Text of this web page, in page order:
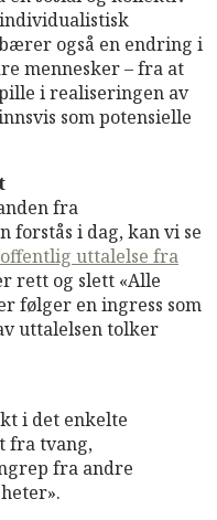
også en endring i
mennesker – fra at
i realiseringen av
som potensielle
fra
i dag, kan vi se
uttalelse fra
rett og slett «Alle
følger en ingress som
uttalelsen tolker
i det enkelte
fra tvang,
fra andre